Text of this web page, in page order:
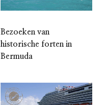
Bezoeken van
historische forten in
Bermuda